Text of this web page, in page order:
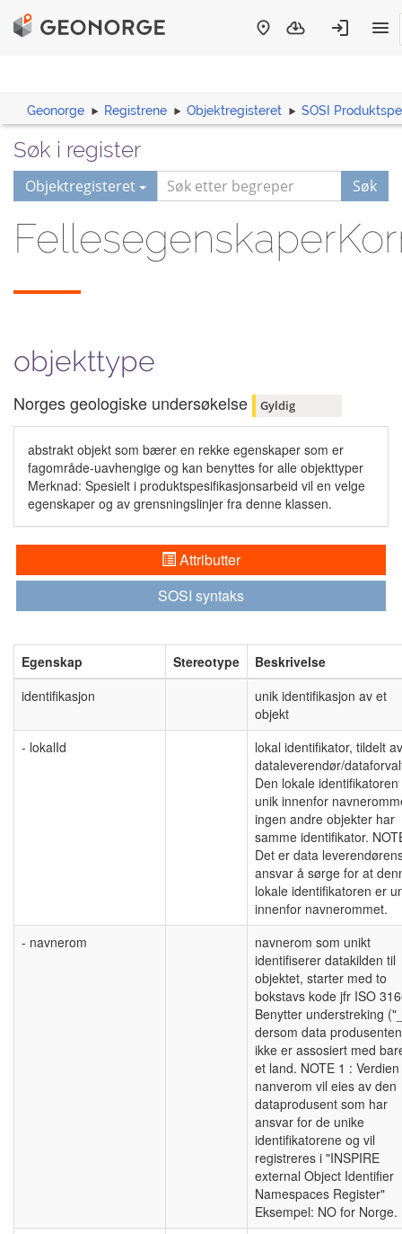
Geonorge Registrene Objektregisteret SOSI
Søk i register
Objektregisteret Søk
objekttype
Norges geologiske undersøkelse Gyldig
abstrakt objekt som bærer en rekke egenskaper som er
fagområde-uavhengige og kan benyttes for alle objekttyper
Merknad: Spesielt i produktspesifikasjonsarbeid vil en velge
egenskaper og av grensningslinjer fra denne klassen.
Attributter
SOSI syntaks
Egenskap Stereotype
Beskrivelse
identifikasjon
unik identifikasjon av et
objekt
- lokalId
lokal identifikator, tildelt av
dataleverendør/
Den lokale identifikatoren
unik innenfor
ingen andre objekter har
samme identifikator.
Det er data
ansvar å sørge for at
lokale identifikatoren er
innenfor navnerommet.
- navnerom
navnerom som unikt
identifiserer datakilden til
objektet, starter med to
bokstavs kode jfr ISO
Benytter understreking
dersom data produsenten
ikke er assosiert med
et land. NOTE 1 :
nanverom vil eies av den
dataprodusent som har
ansvar for de unike
identifikatorene og vil
registreres i "INSPIRE
external Object Identifier
Namespaces Register"
Eksempel: NO for Norge.